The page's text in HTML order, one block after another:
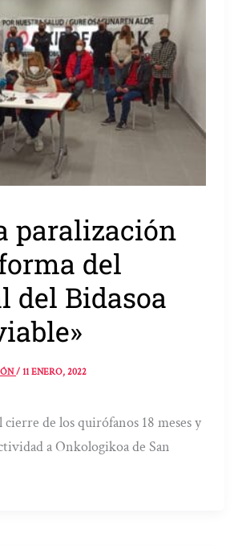
paralización
del
del Bidasoa
/11 ENERO, 2022
de los quirófanos 18 meses y
a Onkologikoa de San